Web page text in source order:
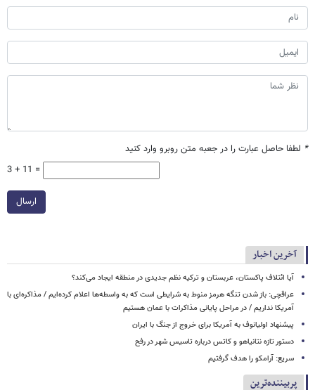
* لطفا حاصل عبارت را در جعبه متن روبرو وارد کنید
3 + 11 =
ارسال
آخرین اخبار
آیا ائتلاف پاکستان، عربستان و ترکیه نظم جدیدی در منطقه ایجاد می‌کند؟
عراقچی: باز شدن تنگه هرمز منوط به شرایطی است که به واسطه‌ها اعلام کرده‌ایم / مذاکره‌ای با
آمریکا نداریم / در مراحل پایانی مذاکرات با عمان هستیم
پیشنهاد اولیانوف به آمریکا برای خروج از جنگ با ایران
دستور تازه نتانیاهو و کاتس درباره تاسیس شهر در رفح
سریع: آرامکو را هدف گرفتیم
پربیننده‌ترین